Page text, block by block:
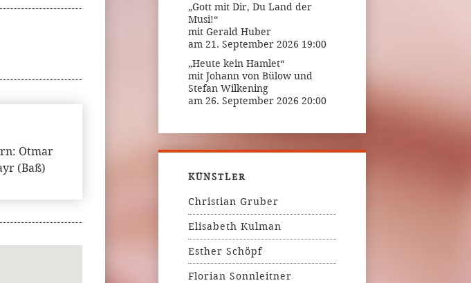
Otmar
(Baß)
„Gott mit Dir, Du Land der
Musi!“
mit Gerald Huber
am 21. September 2026 19:00
„Heute kein Hamlet“
mit Johann von Bülow und
Stefan Wilkening
am 26. September 2026 20:00
KÜNSTLER
Christian Gruber
Elisabeth Kulman
Esther Schöpf
Florian Sonnleitner